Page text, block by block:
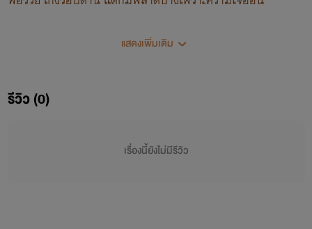
แสดงเพิ่มเติม
รีวิว (0)
เรื่องนี้ยังไม่มีรีวิว